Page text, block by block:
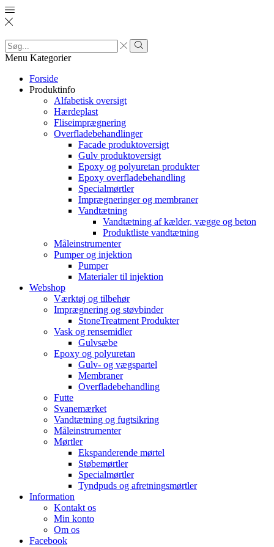
Search
input
Search
Menu Kategorier
Forside
Produktinfo
Alfabetisk oversigt
Hærdeplast
Fliseimprægnering
Overfladebehandlinger
Facade produktoversigt
Gulv produktoversigt
Epoxy og polyuretan produkter
Epoxy overfladebehandling
Specialmørtler
Imprægneringer og membraner
Vandtætning
Vandtætning af kælder, vægge og beton
Produktliste vandtætning
Måleinstrumenter
Pumper og injektion
Pumper
Materialer til injektion
Webshop
Værktøj og tilbehør
Imprægnering og støvbinder
StoneTreatment Produkter
Vask og rensemidler
Gulvsæbe
Epoxy og polyuretan
Gulv- og vægspartel
Membraner
Overfladebehandling
Futte
Svanemærket
Vandtætning og fugtsikring
Måleinstrumenter
Mørtler
Ekspanderende mørtel
Støbemørtler
Specialmørtler
Tyndpuds og afretningsmørtler
Information
Kontakt os
Min konto
Om os
Facebook